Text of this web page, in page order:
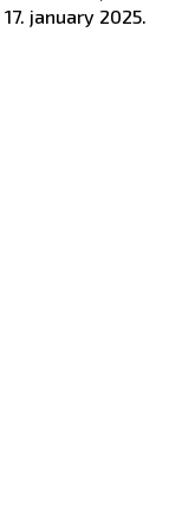
17. january 2025.